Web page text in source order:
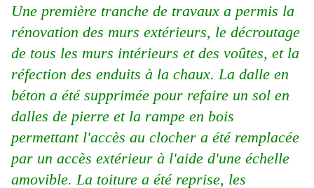
Une première tranche de travaux a permis la
rénovation des murs extérieurs, le décroutage
de tous les murs intérieurs et des voûtes, et la
réfection des enduits à la chaux. La dalle en
béton a été supprimée pour refaire un sol en
dalles de pierre et la rampe en bois
permettant l'accès au clocher a été remplacée
par un accès extérieur à l'aide d'une échelle
amovible. La toiture a été reprise, les